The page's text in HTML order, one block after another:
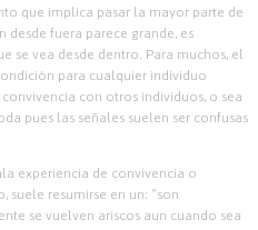
que implica pasar la mayor parte de
desde fuera parece grande, es
se vea desde dentro. Para muchos, el
para cualquier individuo
con otros individuos, o sea
pues las señales suelen ser confusas
experiencia de convivencia o
suele resumirse en un: “son
se vuelven ariscos aun cuando sea